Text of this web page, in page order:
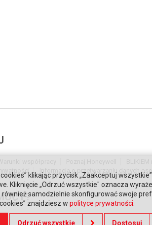
klikając przycisk „Zaakceptuj
Kliknięcie „Odrzuć wszystkie" oznacza
samodzielnie skonfigurować swoje
znajdziesz w polityce prywatności
Odrzuć wszystkie Dostosuj